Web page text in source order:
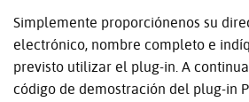
capacitación
Simplemente proporciónenos su
electrónico, nombre completo e
previsto utilizar el plug-in. A
código de demostración del plug-in